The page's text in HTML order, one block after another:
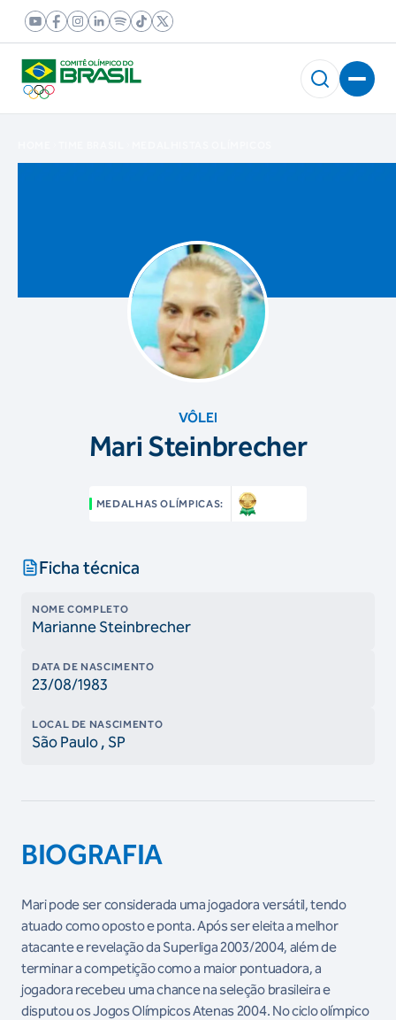
VÔLEI
Mari Steinbrecher
MEDALHAS OLÍMPICAS:
Ficha técnica
NOME COMPLETO
Marianne Steinbrecher
DATA DE NASCIMENTO
23/08/1983
LOCAL DE NASCIMENTO
São Paulo, SP
BIOGRAFIA
Mari pode ser considerada uma jogadora versátil, tendo
atuado como oposto e ponta. Após ser eleita a melhor
atacante e revelação da Superliga 2003/2004, além de
terminar a competição como a maior pontuadora, a
jogadora recebeu uma chance na seleção brasileira e
disputou os Jogos Olímpicos Atenas 2004. No ciclo olímpico